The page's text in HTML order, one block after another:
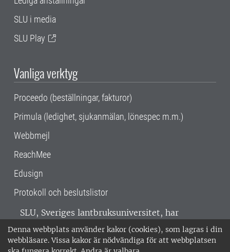
Denna webbplats använder kakor (cookies), som lagras i din
webbläsare. Vissa kakor är nödvändiga för att webbplatsen
SLU i media
SLU Play
Vanliga verktyg
Proceedo (beställningar, fakturor)
Primula (ledighet, sjukanmälan, lönespec m.m.)
Webbmejl
ReachMee
Edusign
Protokoll och beslutslistor
SLU, Sveriges lantbruksuniversitet, har
verksamhet över hela Sverige. Huvudorter är
Alnarp, Uppsala och Umeå.SLU är
miljöcertifierat enligt ISO 14001. •